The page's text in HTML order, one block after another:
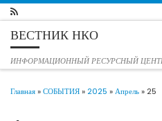
Перейти к содержимому
ВЕСТНИК НКО
ИНФОРМАЦИОННЫЙ РЕСУРСНЫЙ
Главная»СОБЫТИЯ»2025 »Апрель» 25